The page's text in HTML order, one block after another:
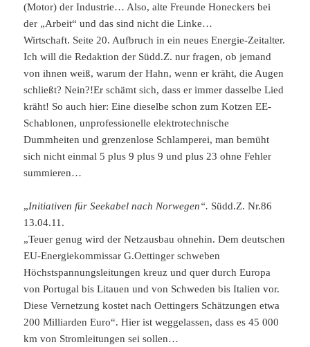
(Motor) der Industrie… Also, alte Freunde Honeckers bei
der „Arbeit“ und das sind nicht die Linke…
Wirtschaft. Seite 20. Aufbruch in ein neues Energie-Zeitalter.
Ich will die Redaktion der Südd.Z. nur fragen, ob jemand
von ihnen weiß, warum der Hahn, wenn er kräht, die Augen
schließt? Nein?!Er schämt sich, dass er immer dasselbe Lied
kräht! So auch hier: Eine dieselbe schon zum Kotzen EE-
Schablonen, unprofessionelle elektrotechnische
Dummheiten und grenzenlose Schlamperei, man bemüht
sich nicht einmal 5 plus 9 plus 9 und plus 23 ohne Fehler
summieren…
„Initiativen für Seekabel nach Norwegen“. Südd.Z. Nr.86
13.04.11.
„Teuer genug wird der Netzausbau ohnehin. Dem deutschen
EU-Energiekommissar G.Oettinger schweben
Höchstspannungsleitungen kreuz und quer durch Europa
von Portugal bis Litauen und von Schweden bis Italien vor.
Diese Vernetzung kostet nach Oettingers Schätzungen etwa
200 Milliarden Euro“. Hier ist weggelassen, dass es 45 000
km von Stromleitungen sei sollen…